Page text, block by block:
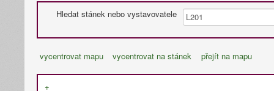
Hledat stánek nebo vystavovatele
vycentrovat mapu vycentrovat na stánek přejít na mapu
+